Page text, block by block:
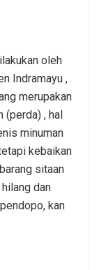
oleh
Indramayu ,
merupakan
(perda) , hal
minuman
kebaikan
sitaan
dan
kan